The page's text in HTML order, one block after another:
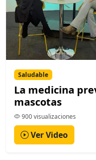
Saludable
La medicina
mascotas
900 visualizaciones
Ver Video